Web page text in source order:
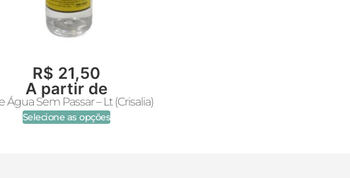
A partir de
R$ 21,50
Água Sem Passar – Lt (Crisalia)
Selecione as opções